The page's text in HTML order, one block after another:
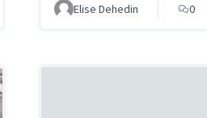
Elise Dehedin 0